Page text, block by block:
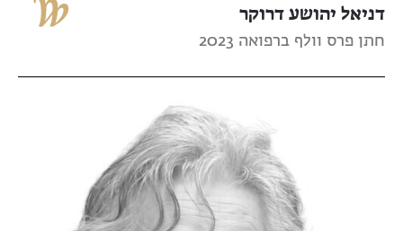
דניאל יהושע דרוקר
חתן פרס וולף ברפואה 2023